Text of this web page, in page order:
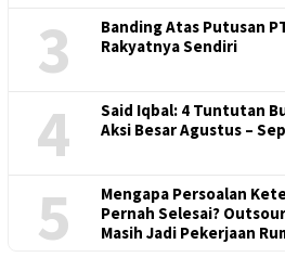
3
Banding Atas Putusan
Rakyatnya Sendiri
4
Said Iqbal: 4 Tuntutan
Aksi Besar Agustus –
5
Mengapa Persoalan
Pernah Selesai?
Masih Jadi Pekerjaan